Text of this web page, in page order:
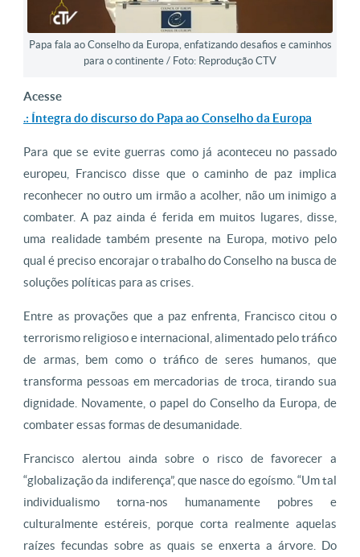
Papa fala ao Conselho da Europa, enfatizando desafios e caminhos
para o continente / Foto: Reprodução CTV
Acesse
.: Íntegra do discurso do Papa ao Conselho da Europa
Para que se evite guerras como já aconteceu no passado
europeu, Francisco disse que o caminho de paz implica
reconhecer no outro um irmão a acolher, não um inimigo a
combater. A paz ainda é ferida em muitos lugares, disse,
uma realidade também presente na Europa, motivo pelo
qual é preciso encorajar o trabalho do Conselho na busca de
soluções políticas para as crises.
Entre as provações que a paz enfrenta, Francisco citou o
terrorismo religioso e internacional, alimentado pelo tráfico
de armas, bem como o tráfico de seres humanos, que
transforma pessoas em mercadorias de troca, tirando sua
dignidade. Novamente, o papel do Conselho da Europa, de
combater essas formas de desumanidade.
Francisco alertou ainda sobre o risco de favorecer a
“globalização da indiferença”, que nasce do egoísmo. “Um tal
individualismo torna-nos humanamente pobres e
culturalmente estéreis, porque corta realmente aquelas
raízes fecundas sobre as quais se enxerta a árvore. Do